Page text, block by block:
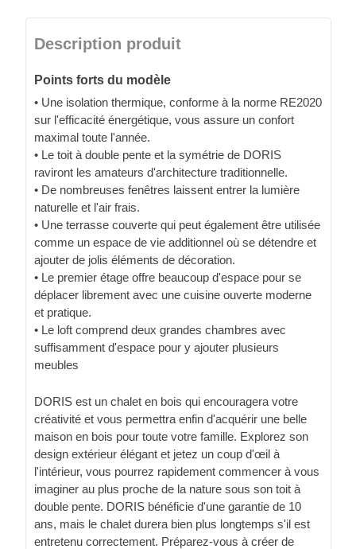
Description produit
Points forts du modèle
• Une isolation thermique, conforme à la norme RE2020
sur l'efficacité énergétique, vous assure un confort
maximal toute l'année.
• Le toit à double pente et la symétrie de DORIS
raviront les amateurs d'architecture traditionnelle.
• De nombreuses fenêtres laissent entrer la lumière
naturelle et l'air frais.
• Une terrasse couverte qui peut également être utilisée
comme un espace de vie additionnel où se détendre et
ajouter de jolis éléments de décoration.
• Le premier étage offre beaucoup d'espace pour se
déplacer librement avec une cuisine ouverte moderne
et pratique.
• Le loft comprend deux grandes chambres avec
suffisamment d'espace pour y ajouter plusieurs
meubles
DORIS est un chalet en bois qui encouragera votre
créativité et vous permettra enfin d'acquérir une belle
maison en bois pour toute votre famille. Explorez son
design extérieur élégant et jetez un coup d'œil à
l'intérieur, vous pourrez rapidement commencer à vous
imaginer au plus proche de la nature sous son toit à
double pente. DORIS bénéficie d'une garantie de 10
ans, mais le chalet durera bien plus longtemps s'il est
entretenu correctement. Préparez-vous à créer de